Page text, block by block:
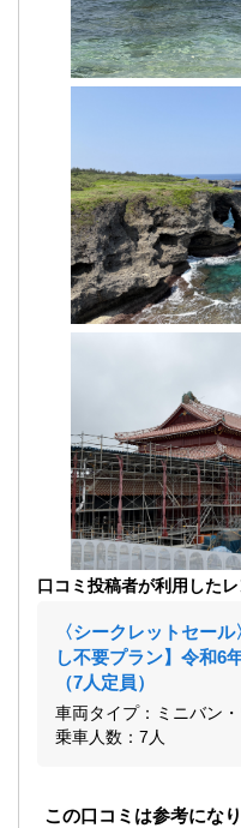
口コミ投稿者が利用した
〈シークレットセー
し不要プラン】令和6
（7人定員）
車両タイプ：ミニバン
乗車人数：7人
この口コミは参考にな